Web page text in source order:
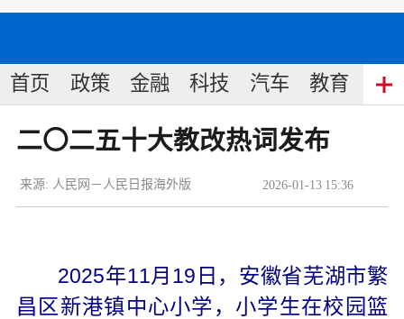
首页 政策 金融 科技 汽车 教育 食
二〇二五十大教改热词发布
2026-01-13 15:36
来源: 人民网－人民日报海外版
2025年11月19日，安徽省芜湖市繁
昌区新港镇中心小学，小学生在校园篮